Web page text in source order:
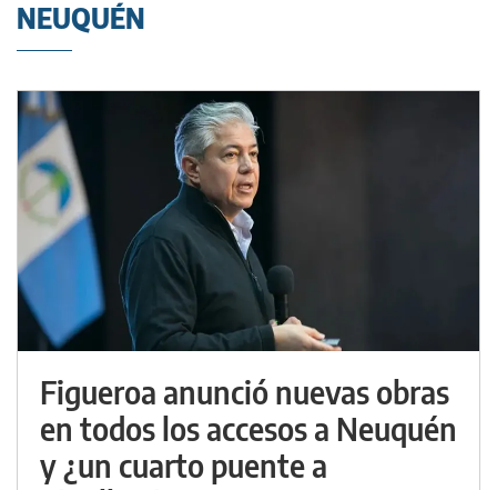
NEUQUÉN
Figueroa anunció nuevas obras
en todos los accesos a Neuquén
y ¿un cuarto puente a